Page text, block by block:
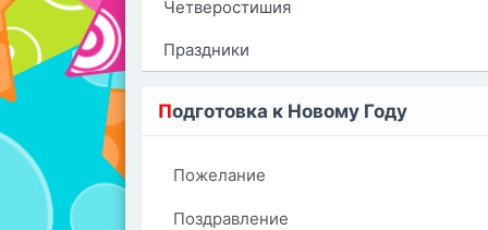
Четверостишия
Праздники
Подготовка к Новому Году
Пожелание
Поздравление